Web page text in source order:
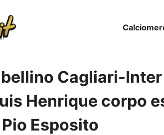
Cagliari-
Henrique corpo
Esposito